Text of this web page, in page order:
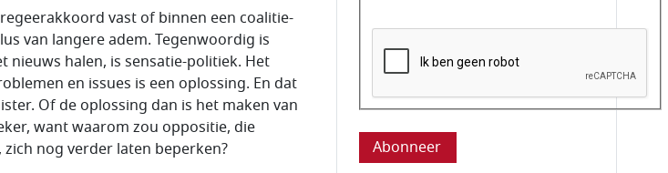
vast of binnen een coalitie-
van langere adem. Tegenwoordig is
nieuws halen, is sensatie-politiek. Het
en issues is een oplossing. En dat
Of de oplossing dan is het maken van
want waarom zou oppositie, die
nog verder laten beperken?
Deze vraag is om te controleren dat u